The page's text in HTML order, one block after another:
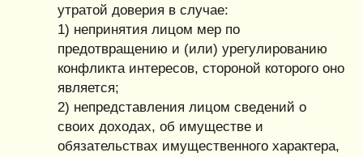
утратой доверия в случае:
1) непринятия лицом мер по
предотвращению и (или) урегулированию
конфликта интересов, стороной которого оно
является;
2) непредставления лицом сведений о
своих доходах, об имуществе и
обязательствах имущественного характера,